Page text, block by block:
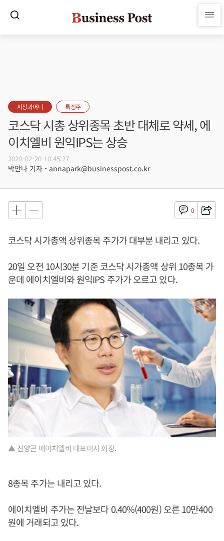
시장과머니 특징주
코스닥 시총 상위종목 초반 대체로 약세, 에
이치엘비 원익IPS는 상승
2020-02-20 10:45:27
박안나 기자 - annapark@businesspost.co.kr
0
코스닥 시가총액 상위종목 주가가 대부분 내리고 있다.
20일 오전 10시30분 기준 코스닥 시가총액 상위 10종목 가
운데 에이치엘비와 원익IPS 주가가 오르고 있다.
▲ 진양곤 에이치엘비 대표이사 회장.
8종목 주가는 내리고 있다.
에이치엘비 주가는 전날보다 0.40%(400원) 오른 10만400
원에 거래되고 있다.